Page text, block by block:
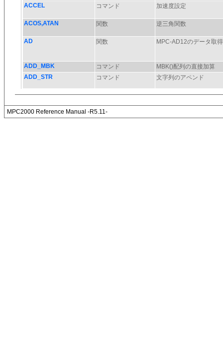
MPC2000 Reference Manual -R5.11-